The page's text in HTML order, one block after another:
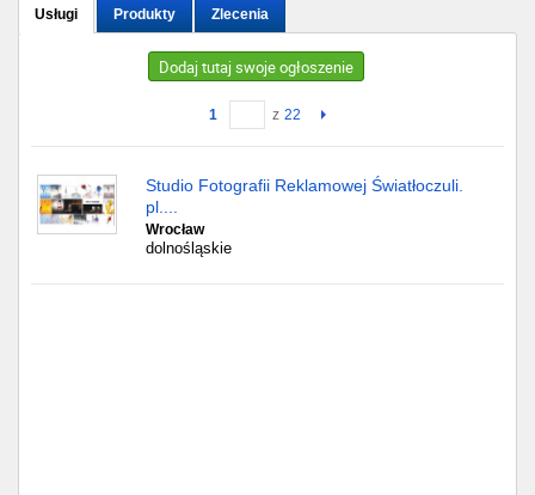
Usługi Produkty Zlecenia
Dodaj tutaj swoje ogłoszenie
1 z 22
Studio Fotografii Reklamowej Światłoczuli.
pl....
Wrocław
dolnośląskie
Katowice
Chorzów